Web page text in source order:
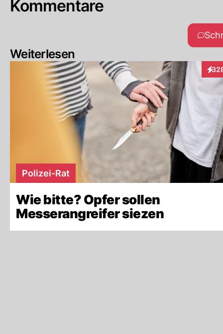
Kommentare
Weiterlesen
Polizei-Rat
Wie bitte? Opfer sollen
Messerangreifer siezen